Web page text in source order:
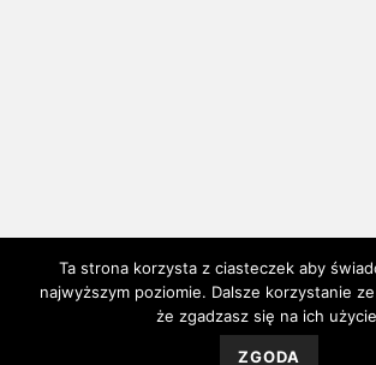
Ta strona korzysta z ciasteczek aby
najwyższym poziomie. Dalsze korzystanie
że zgadzasz się na ich
ZGODA